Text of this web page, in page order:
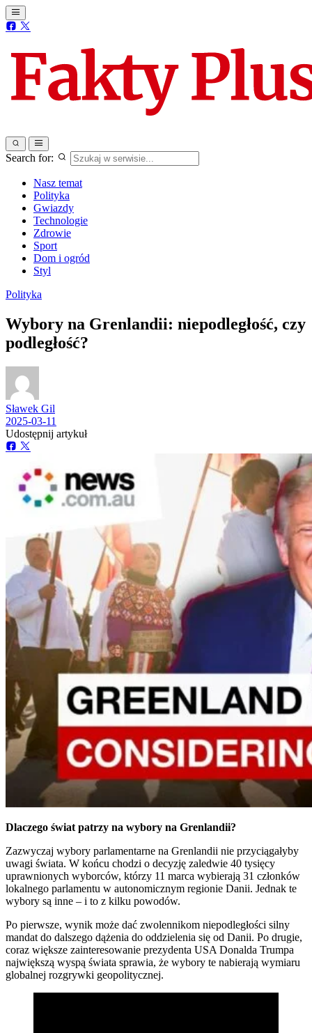
Search for:
Nasz temat
Polityka
Gwiazdy
Technologie
Zdrowie
Sport
Dom i ogród
Styl
Polityka
Wybory na Grenlandii: niepodległość, czy
podległość?
Sławek Gil
2025-03-11
Udostępnij artykuł
Dlaczego świat patrzy na wybory na Grenlandii?
Zazwyczaj wybory parlamentarne na Grenlandii nie przyciągałyby
uwagi świata. W końcu chodzi o decyzję zaledwie 40 tysięcy
uprawnionych wyborców, którzy 11 marca wybierają 31 członków
lokalnego parlamentu w autonomicznym regionie Danii. Jednak te
wybory są inne – i to z kilku powodów.
Po pierwsze, wynik może dać zwolennikom niepodległości silny
mandat do dalszego dążenia do oddzielenia się od Danii. Po drugie,
coraz większe zainteresowanie prezydenta USA Donalda Trumpa
największą wyspą świata sprawia, że wybory te nabierają wymiaru
globalnej rozgrywki geopolitycznej.